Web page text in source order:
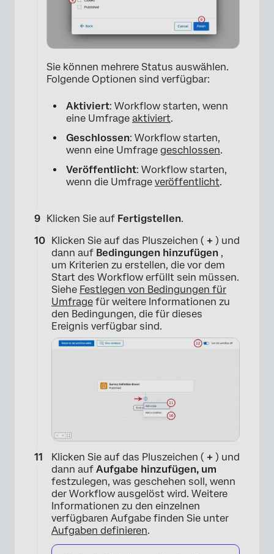
×
Sie können mehrere Status auswählen.
Folgende Optionen sind verfügbar:
Aktiviert: Workflow starten, wenn
eine Umfrage aktiviert.
Geschlossen: Workflow starten,
wenn eine Umfrage geschlossen.
Veröffentlicht: Workflow starten,
wenn die Umfrage veröffentlicht.
Klicken Sie auf Fertigstellen.
Klicken Sie auf das Pluszeichen ( + ) und
dann auf Bedingungen hinzufügen ,
um Kriterien zu erstellen, die vor dem
Start des Workflow erfüllt sein müssen.
Siehe Festlegen von Bedingungen für
Umfrage für weitere Informationen zu
den Bedingungen, die für dieses
Ereignis verfügbar sind.
Klicken Sie auf das Pluszeichen ( + ) und
dann auf Aufgabe hinzufügen, um
festzulegen, was geschehen soll, wenn
der Workflow ausgelöst wird. Weitere
Informationen zu den einzelnen
verfügbaren Aufgabe finden Sie unter
Aufgaben definieren.